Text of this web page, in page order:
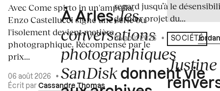
Avec Come spirto in un'ampolla,
Enzo Castellucci signe une série où
l'isolement devient matière
photographique. Récompensé par le
prix...
06 août 2026
•
Écrit par Cassandre Thomas
À Arles,les
conversations
photographiques
SanDisk donnent vie
regard jusqu’à le
dernier projet du...
04 août 2026 • Écrit par
SOCIÉTÉ